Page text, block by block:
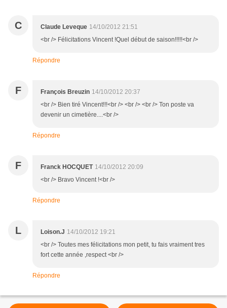
C Claude Leveque 14/10/2012 21:51
<br /> Félicitations Vincent !Quel début de saison!!!!!<br />
Répondre
F François Breuzin 14/10/2012 20:37
<br /> Bien tiré Vincent!!!<br /> <br /> <br /> Ton poste va
devenir un cimetière....<br />
Répondre
F Franck HOCQUET 14/10/2012 20:09
<br /> Bravo Vincent !<br />
Répondre
L Loison.J 14/10/2012 19:21
<br /> Toutes mes félicitations mon petit, tu fais vraiment tres
fort cette année ,respect <br />
Répondre